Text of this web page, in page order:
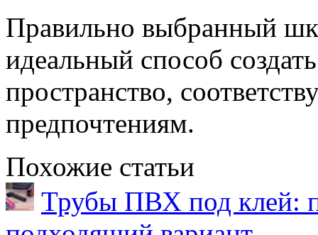
Правильно выбранный
идеальный способ
пространство,
предпочтениям.
Похожие статьи
Трубы ПВХ под клей: